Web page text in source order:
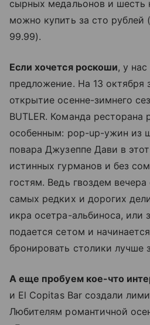
сырных медальонов и шесть
можно купить за сто рублей
99.99).
Если хочется роскоши, у
предложение. На 13 октября
открытие осенне-зимнего
BUTLER. Команда ресторана
особенным: pop-up-ужин из
повара Джузеппе Дави в
истинных гурманов и без
гостям. Ведь гвоздем
самых редких и дорогих
икра осетра-альбиноса, или
подается сетом и
бронировать столики лучше
А еще пробуем кое-что
и El Copitas Bar создали
Любителям романтичной